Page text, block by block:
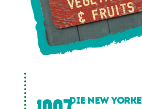
DIE NEW